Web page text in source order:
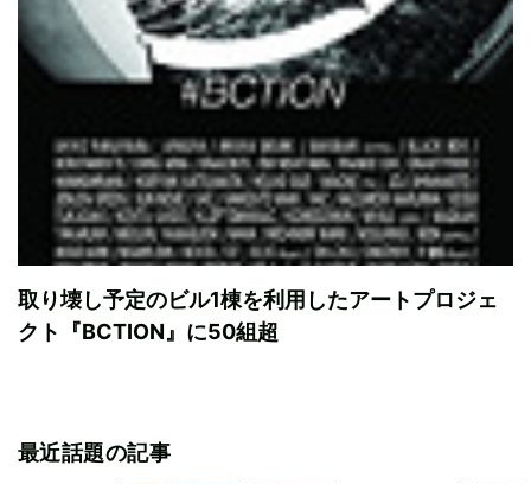
取り壊し予定のビル1棟を利用したアートプロジェ
クト『BCTION』に50組超
最近話題の記事